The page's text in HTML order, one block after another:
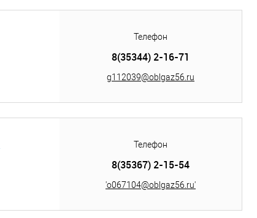
Телефон
8(35344) 2-16-71
g112039@oblgaz56.ru
Телефон
8(35367) 2-15-54
'o067104@oblgaz56.ru'